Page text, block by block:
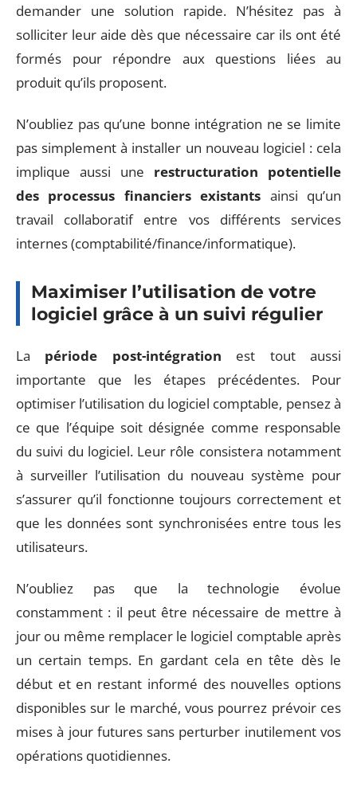
demander une solution rapide. N’hésitez pas à
solliciter leur aide dès que nécessaire car ils ont été
formés pour répondre aux questions liées au
produit qu’ils proposent.
N’oubliez pas qu’une bonne intégration ne se limite
pas simplement à installer un nouveau logiciel : cela
implique aussi une restructuration potentielle
des processus financiers existants ainsi qu’un
travail collaboratif entre vos différents services
internes (comptabilité/finance/informatique).
Maximiser l’utilisation de votre
logiciel grâce à un suivi régulier
La période post-intégration est tout aussi
importante que les étapes précédentes. Pour
optimiser l’utilisation du logiciel comptable, pensez à
ce que l’équipe soit désignée comme responsable
du suivi du logiciel. Leur rôle consistera notamment
à surveiller l’utilisation du nouveau système pour
s’assurer qu’il fonctionne toujours correctement et
que les données sont synchronisées entre tous les
utilisateurs.
N’oubliez pas que la technologie évolue
constamment : il peut être nécessaire de mettre à
jour ou même remplacer le logiciel comptable après
un certain temps. En gardant cela en tête dès le
début et en restant informé des nouvelles options
disponibles sur le marché, vous pourrez prévoir ces
mises à jour futures sans perturber inutilement vos
opérations quotidiennes.